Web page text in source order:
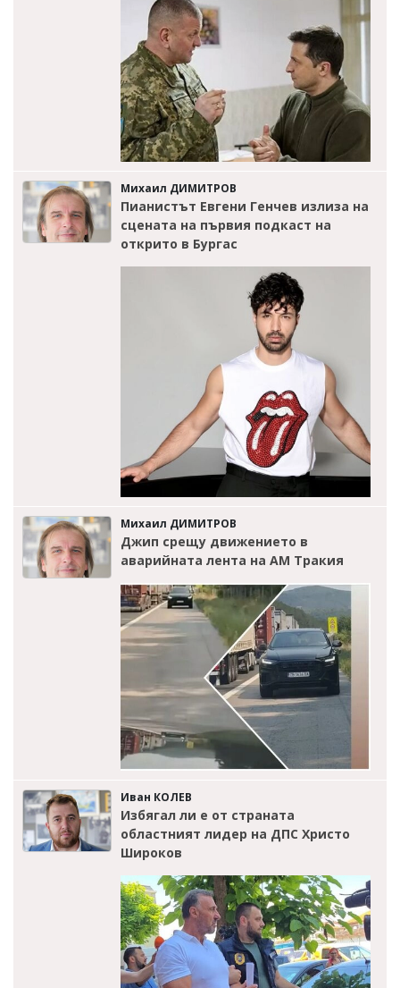
Михаил ДИМИТРОВ
Пианистът Евгени Генчев излиза на
сцената на първия подкаст на
открито в Бургас
Михаил ДИМИТРОВ
Джип срещу движението в
аварийната лента на АМ Тракия
Иван КОЛЕВ
Избягал ли е от страната
областният лидер на ДПС Христо
Широков